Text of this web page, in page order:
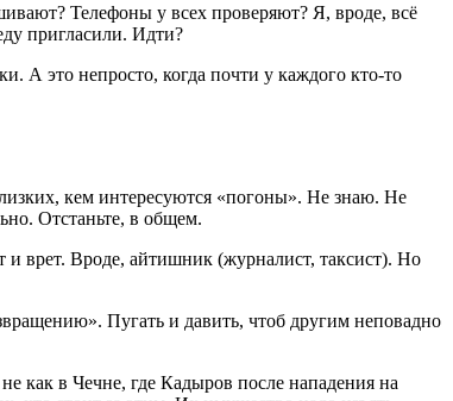
Телефоны у всех проверяют? Я, вроде, всё
пригласили. Идти?
А это непросто, когда почти у каждого кто-то
кем интересуются «погоны». Не знаю. Не
Отстаньте, в общем.
и врет. Вроде, айтишник (журналист, таксист). Но
Пугать и давить, чтоб другим неповадно
как в Чечне, где Кадыров после нападения на